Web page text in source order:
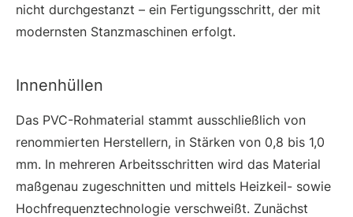
nicht durchgestanzt – ein Fertigungsschritt, der mit
modernsten Stanzmaschinen erfolgt.
Innenhüllen
Das PVC-Rohmaterial stammt ausschließlich von
renommierten Herstellern, in Stärken von 0,8 bis 1,0
mm. In mehreren Arbeitsschritten wird das Material
maßgenau zugeschnitten und mittels Heizkeil- sowie
Hochfrequenztechnologie verschweißt. Zunächst